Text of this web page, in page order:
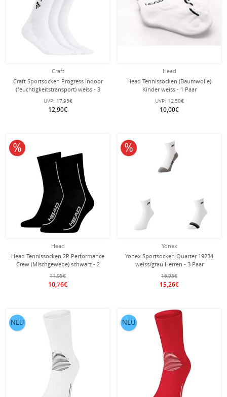
Craft
Craft Sportsocken Progress Indoor
(feuchtigkeitstransport) weiss - 3
Paar
UVP: 17,95€
12,90€
Head
Head Tennissocken (Baumwolle)
Kinder weiss - 1 Paar
UVP: 12,50€
10,00€
Head
Head Tennissocken 2P Performance
Crew (Mischgewebe) schwarz - 2
Paar
11,95€
10,76€
10% reduziert
Yonex
Yonex Sportsocken Quarter 19234
weiss/grau Herren - 3 Paar
16,95€
15,26€
10% reduziert
NEU NEU